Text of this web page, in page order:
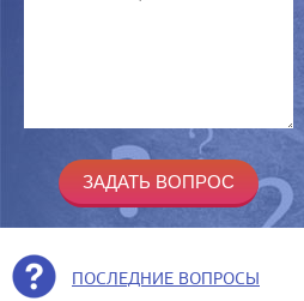
ПОСЛЕДНИЕ ВОПРОСЫ